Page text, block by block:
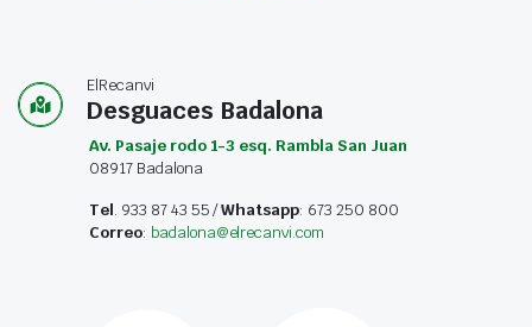
ElRecanvi
Desguaces Badalona
Av. Pasaje rodo 1-3 esq. Rambla San Juan
08917 Badalona
Tel. 933 87 43 55 /Whatsapp: 673 250 800
Correo: badalona@elrecanvi.com